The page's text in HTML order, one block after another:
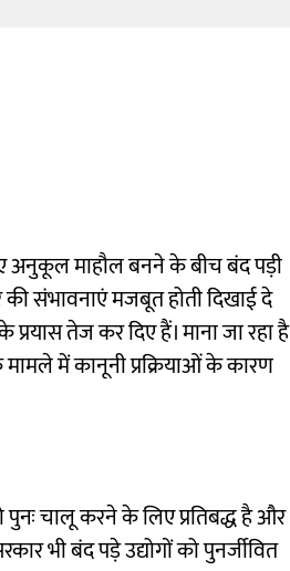
अनुकूल माहौल बनने के बीच बंद पड़ी
संभावनाएं मजबूत होती दिखाई दे
तेज कर दिए हैं। माना जा रहा है
में कानूनी प्रक्रियाओं के कारण
चालू करने के लिए प्रतिबद्ध है और
भी बंद पड़े उद्योगों को पुनर्जीवित